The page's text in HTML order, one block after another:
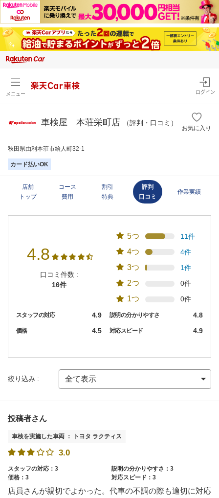
メニュー
楽天Car車検
ログイン
車検屋 本荘栄町店 （評判・口コミ）
お気に入り
秋田県由利本荘市給人町32-1
カード払いOK
店舗
トップ
コース
費用
割引
特典
評判
口コミ
作業実績
4.8
口コミ件数 :
16件
5つ 11件
4つ 4件
3つ 1件
2つ 0件
1つ 0件
スタッフの対応 4.9 説明の分かりやすさ 4.8
価格 4.5 対応スピード 4.9
絞り込み :
投稿者さん
車検を実施した車両 ： トヨタ ラクティス
3.0
スタッフの対応：3
説明の分かりやすさ：3
価格：3
対応スピード：3
店員さんが親切でよかった。代車の不調の際も適切に対応